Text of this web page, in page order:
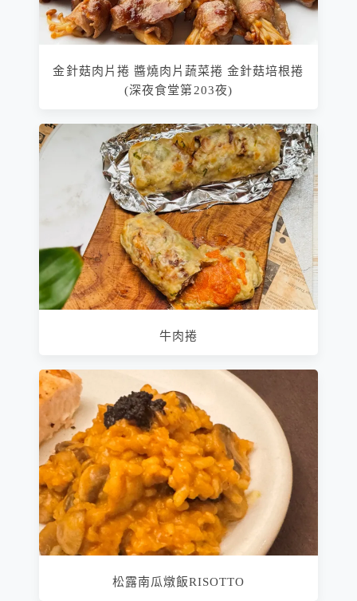
金針菇肉片捲 醬燒肉片蔬菜捲 金針菇培根捲
(深夜食堂第203夜)
牛肉捲
松露南瓜燉飯RISOTTO